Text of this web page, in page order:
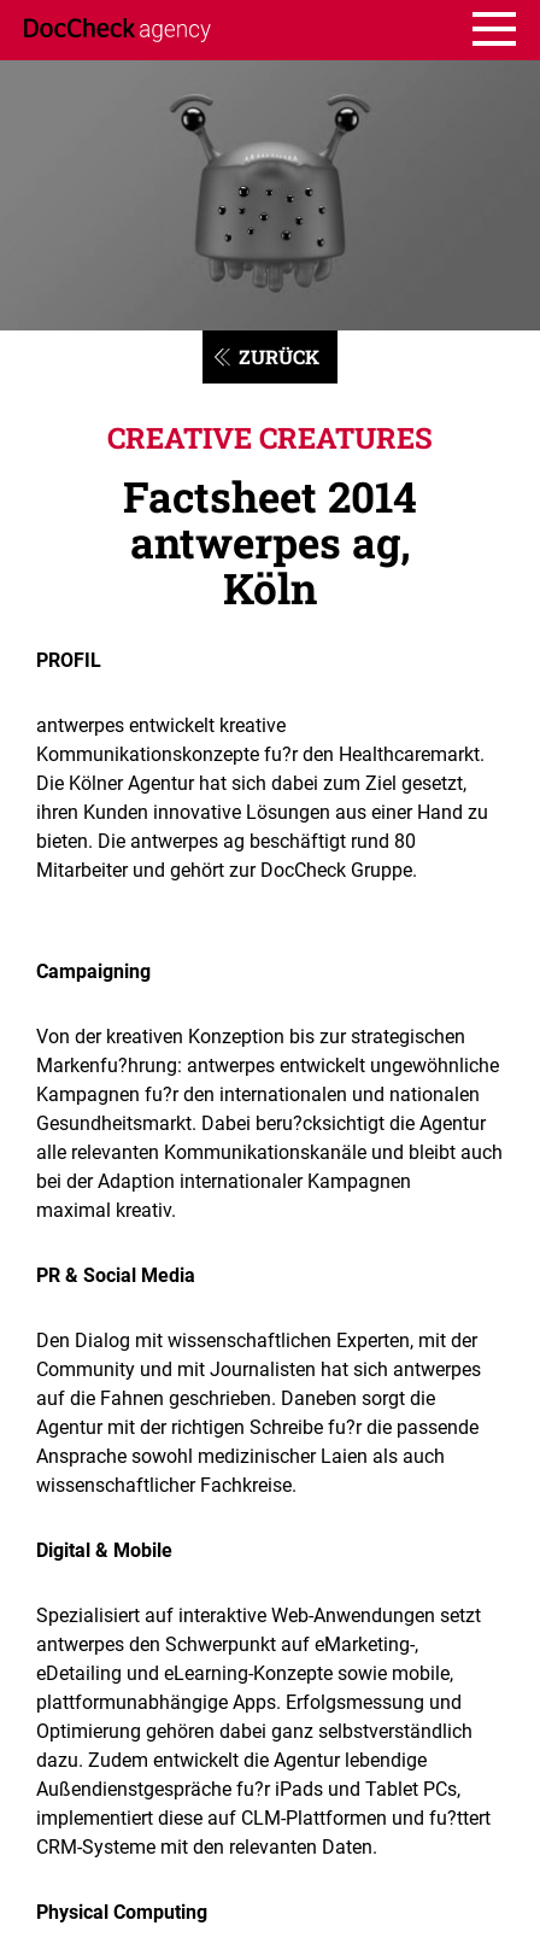
ZURÜCK
CREATIVE CREATURES
Factsheet 2014
antwerpes ag,
Köln
PROFIL
antwerpes entwickelt kreative
Kommunikationskonzepte fu?r den Healthcaremarkt.
Die Kölner Agentur hat sich dabei zum Ziel gesetzt,
ihren Kunden innovative Lösungen aus einer Hand zu
bieten. Die antwerpes ag beschäftigt rund 80
Mitarbeiter und gehört zur DocCheck Gruppe.
Campaigning
Von der kreativen Konzeption bis zur strategischen
Markenfu?hrung: antwerpes entwickelt ungewöhnliche
Kampagnen fu?r den internationalen und nationalen
Gesundheitsmarkt. Dabei beru?cksichtigt die Agentur
alle relevanten Kommunikationskanäle und bleibt auch
bei der Adaption internationaler Kampagnen
maximal kreativ.
PR & Social Media
Den Dialog mit wissenschaftlichen Experten, mit der
Community und mit Journalisten hat sich antwerpes
auf die Fahnen geschrieben. Daneben sorgt die
Agentur mit der richtigen Schreibe fu?r die passende
Ansprache sowohl medizinischer Laien als auch
wissenschaftlicher Fachkreise.
Digital & Mobile
Spezialisiert auf interaktive Web-Anwendungen setzt
antwerpes den Schwerpunkt auf eMarketing-,
eDetailing und eLearning-Konzepte sowie mobile,
plattformunabhängige Apps. Erfolgsmessung und
Optimierung gehören dabei ganz selbstverständlich
dazu. Zudem entwickelt die Agentur lebendige
Außendienstgespräche fu?r iPads und Tablet PCs,
implementiert diese auf CLM-Plattformen und fu?ttert
CRM-Systeme mit den relevanten Daten.
Physical Computing